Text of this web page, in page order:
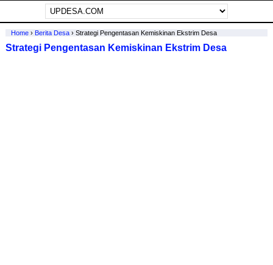
Home› Berita Desa› Strategi Pengentasan Kemiskinan Ekstrim Desa
Strategi Pengentasan Kemiskinan Ekstrim Desa